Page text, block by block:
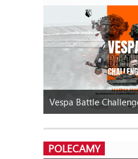
Vespa Battle
POLECAMY